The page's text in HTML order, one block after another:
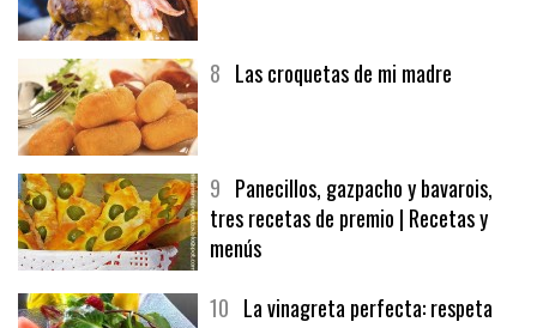
8 Las croquetas de mi madre
9 Panecillos, gazpacho y bavarois,
tres recetas de premio | Recetas y
menús
10 La vinagreta perfecta: respeta